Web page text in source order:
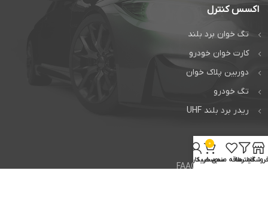
اکسس کنترل
تگ خوان برد بلند
کارت خوان خودرو
دوربین پلاک خوان
تگ خودرو
ریدر برد بلند UHF
خدمات
تعمیر جک فک FAAC
فروشگاهفیلترهاعلاقه مندی
0
سبد خرید
حساب کاربری من